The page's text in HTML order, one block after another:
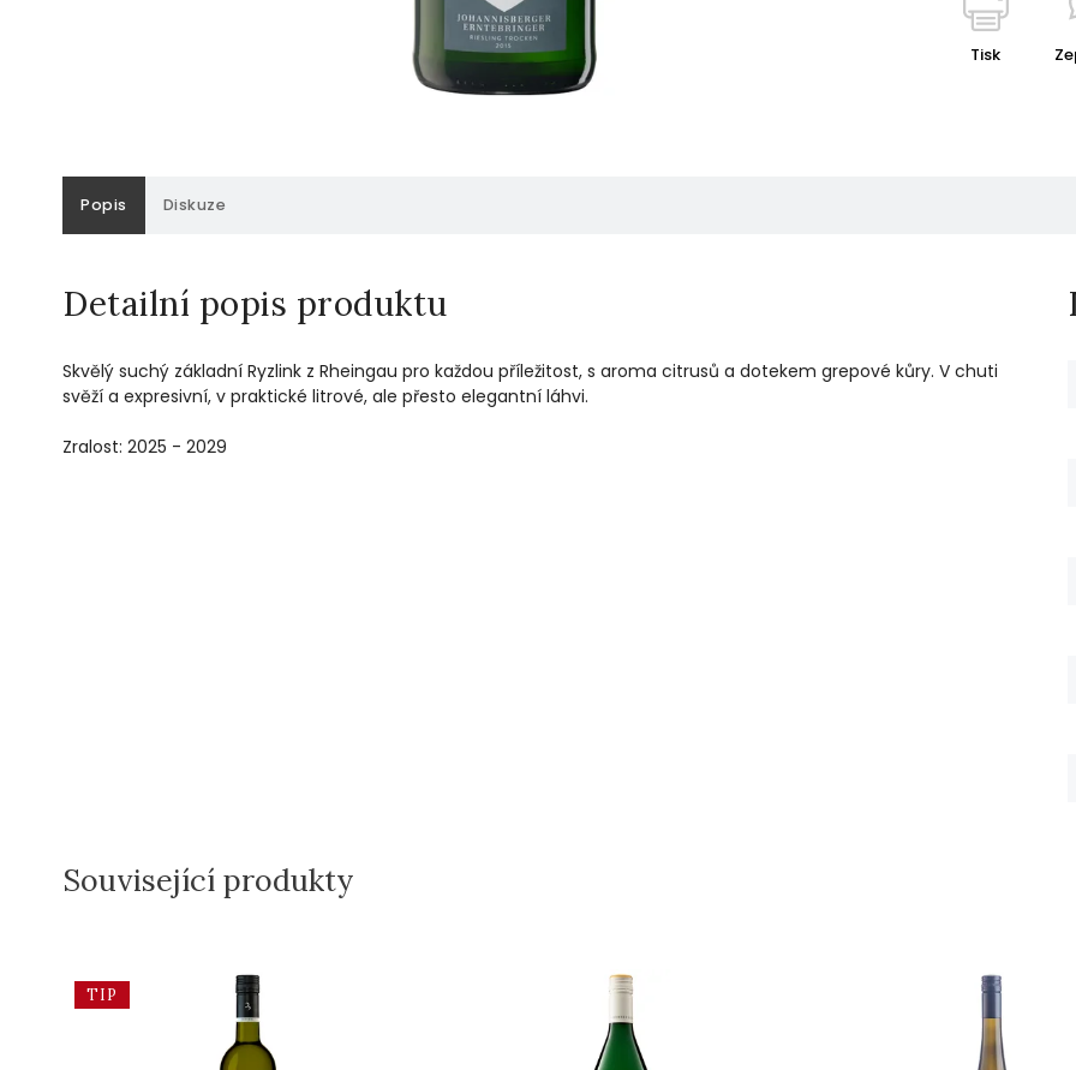
Tisk
Popis Diskuze
Detailní popis produktu
Skvělý suchý základní Ryzlink z Rheingau pro každou příležitost, s aroma citrusů a dotekem grepové kůry. V chuti
svěží a expresivní, v praktické litrové, ale přesto elegantní láhvi.
Zralost: 2025 - 2029
Související produkty
TIP